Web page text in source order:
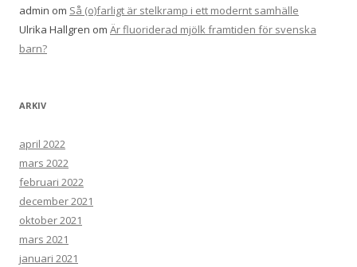
admin om Så (o)farligt är stelkramp i ett modernt samhälle
Ulrika Hallgren om Är fluoriderad mjölk framtiden för svenska
barn?
ARKIV
april 2022
mars 2022
februari 2022
december 2021
oktober 2021
mars 2021
januari 2021